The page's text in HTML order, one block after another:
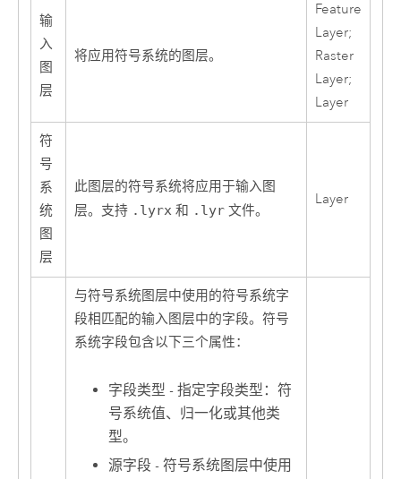
输
入
图
层
将应用符号系统的图层。
Feature
Layer;
Raster
Layer;
Layer
符
号
系
统
图
层
此图层的符号系统将应用于输入图
层。支持 .lyrx和 .lyr文件。
Layer
与符号系统图层中使用的符号系统字
段相匹配的输入图层中的字段。符号
系统字段包含以下三个属性：
字段类型 - 指定字段类型：符
号系统值、归一化或其他类
型。
源字段 - 符号系统图层中使用